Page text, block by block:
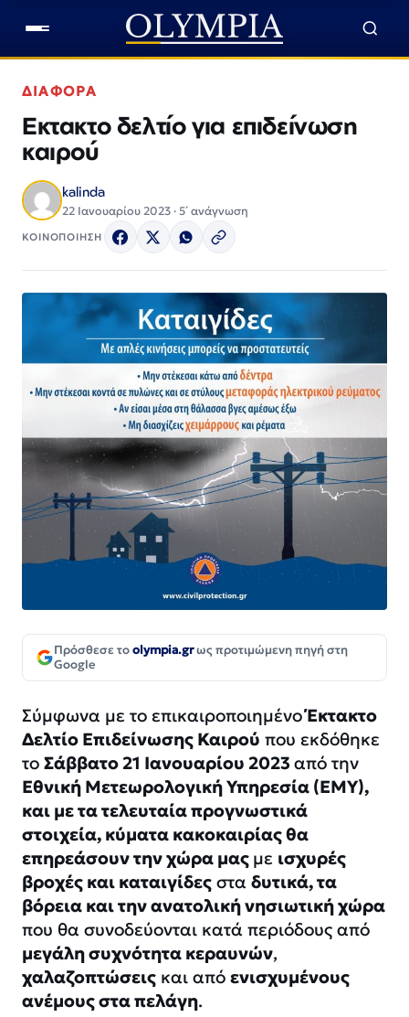
ΔΙΑΦΟΡΑ
Εκτακτο δελτίο για επιδείνωση
καιρού
kalinda
22 Ιανουαρίου 2023 · 5΄ ανάγνωση
ΚΟΙΝΟΠΟΙΗΣΗ
Πρόσθεσε τοolympia.grως προτιμώμενη πηγή στη
Google
Σύμφωνα με το επικαιροποιημένοΈκτακτο
Δελτίο Επιδείνωσης Καιρού που εκδόθηκε
το Σάββατο 21 Ιανουαρίου 2023 από την
Εθνική Μετεωρολογική Υπηρεσία (ΕΜΥ),
και με τα τελευταία προγνωστικά
στοιχεία, κύματα κακοκαιρίας θα
επηρεάσουν την χώρα μας με ισχυρές
βροχές και καταιγίδες στα δυτικά, τα
βόρεια και την ανατολική νησιωτική χώρα
που θα συνοδεύονται κατά περιόδους από
μεγάλη συχνότητα κεραυνών,
χαλαζοπτώσεις και από ενισχυμένους
ανέμους στα πελάγη.